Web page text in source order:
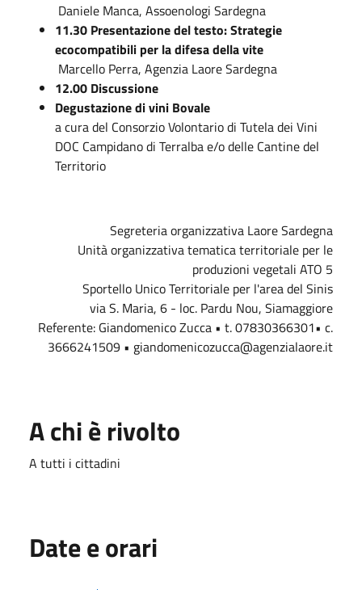
Daniele Manca, Assoenologi Sardegna
11.30 Presentazione del testo: Strategie
ecocompatibili per la difesa della vite
Marcello Perra, Agenzia Laore Sardegna
12.00 Discussione
Degustazione di vini Bovale
a cura del Consorzio Volontario di Tutela dei Vini
DOC Campidano di Terralba e/o delle Cantine del
Territorio
Segreteria organizzativa Laore Sardegna
Unità organizzativa tematica territoriale per le
produzioni vegetali ATO 5
Sportello Unico Territoriale per l'area del Sinis
via S. Maria, 6 - loc. Pardu Nou, Siamaggiore
Referente: Giandomenico Zucca • t. 07830366301• c.
3666241509 • giandomenicozucca@agenzialaore.it
A chi è rivolto
A tutti i cittadini
Date e orari